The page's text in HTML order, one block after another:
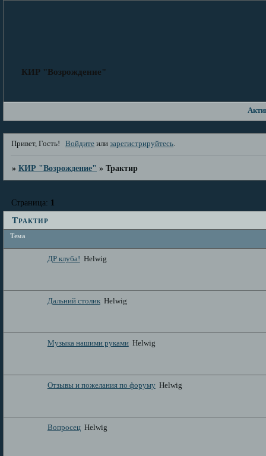
КИР "Возрождение"
Привет, Гость! Войдите илизарегистрируйтесь.
»КИР "Возрождение" »Трактир
Трактир
Страница: 1
Тема
ДР клуба! Helwig
Дальний столик Helwig
Музыка нашими руками Helwig
Отзывы и пожелания по форуму Helwig
Вопросец Helwig